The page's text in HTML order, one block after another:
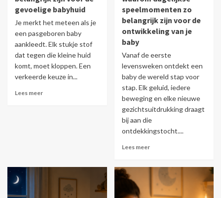
gevoelige babyhuid
Je merkt het meteen als je
een pasgeboren baby
aankleedt. Elk stukje stof
dat tegen die kleine huid
komt, moet kloppen. Een
verkeerde keuze in...
Lees meer
speelmomenten zo
belangrijk zijn voor de
ontwikkeling van je
baby
Vanaf de eerste
levensweken ontdekt een
baby de wereld stap voor
stap. Elk geluid, iedere
beweging en elke nieuwe
gezichtsuitdrukking draagt
bij aan die
ontdekkingstocht....
Lees meer